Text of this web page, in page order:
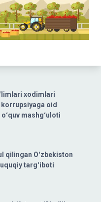
xodimlari
oid
mashgʻuloti
qilingan Oʻzbekiston
targʻiboti